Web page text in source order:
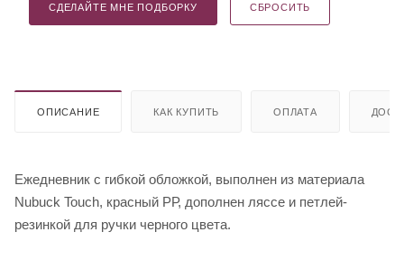
СДЕЛАЙТЕ МНЕ ПОДБОРКУ СБРОСИТЬ
ОПИСАНИЕ КАК КУПИТЬ ОПЛАТА
Ежедневник с гибкой обложкой, выполнен из материала
Nubuck Touch, красный РР, дополнен ляссе и петлей-
резинкой для ручки черного цвета.